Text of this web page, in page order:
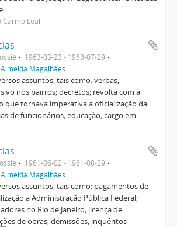
Carmo Leal
1963-03-23 - 1963-07-29
Magalhães
assuntos, tais como: verbas;
nos bairros; decretos; revolta com a
que tornava imperativa a oficialização da
de funcionários; educação; cargo em
1961-06-02 - 1961-08-29
Magalhães
assuntos, tais como: pagamentos de
a Administração Pública Federal;
no Rio de Janeiro; licença de
de obras; demissões; inquéritos